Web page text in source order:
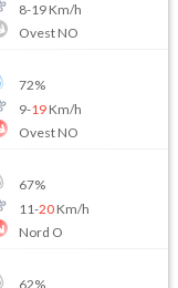
8-19Km/h
Ovest NO
72%
9-19Km/h
Ovest NO
67%
11-20Km/h
Nord O
62%